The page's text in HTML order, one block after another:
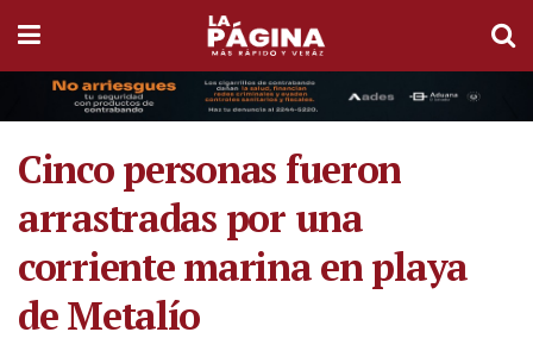
Cinco personas fueron
arrastradas por una
corriente marina en playa
de Metalío